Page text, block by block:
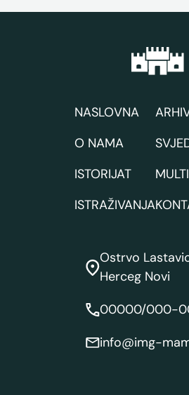
NASLOVNA
O NAMA
ISTORIJAT
ISTRAŽIVANJA
Ostrvo
Herceg Novi
00000/000-
info@img-